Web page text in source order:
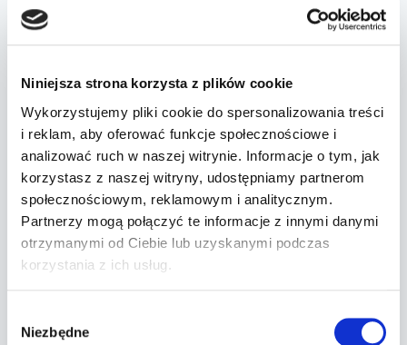
Niniejsza strona korzysta z plików cookie
Wykorzystujemy pliki cookie do spersonalizowania treści
i reklam, aby oferować funkcje społecznościowe i
analizować ruch w naszej witrynie. Informacje o tym, jak
korzystasz z naszej witryny, udostępniamy partnerom
społecznościowym, reklamowym i analitycznym.
Partnerzy mogą połączyć te informacje z innymi danymi
otrzymanymi od Ciebie lub uzyskanymi podczas
korzystania z ich usług.
zgody
Niezbędne
Wspólne działania służb
informacyjną, ostrzegając kierowców przed
oszustami. Nie daj się złapać – bądź czujny i
uważaj na każdy “mandat z wycieraczki”!
Nawigacja
wpisu
POPRZEDNI
Pierwsza stłuczka
NASTĘPNY
poprawnie?